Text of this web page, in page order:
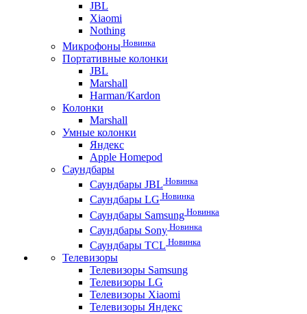
JBL
Xiaomi
Nothing
Микрофоны Новинка
Портативные колонки
JBL
Marshall
Harman/Kardon
Колонки
Marshall
Умные колонки
Яндекс
Apple Homepod
Саундбары
Саундбары JBL Новинка
Саундбары LG Новинка
Саундбары Samsung Новинка
Саундбары Sony Новинка
Саундбары TCL Новинка
Телевизоры
Телевизоры Samsung
Телевизоры LG
Телевизоры Xiaomi
Телевизоры Яндекс